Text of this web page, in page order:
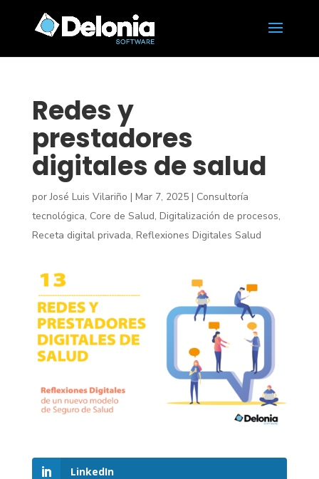
Redes y
prestadores
digitales de salud
porJosé Luis Vilariño | Mar 7, 2025| Consultoría
tecnológica, Core de Salud, Digitalización de procesos,
Receta digital privada, Reflexiones Digitales Salud
LinkedIn